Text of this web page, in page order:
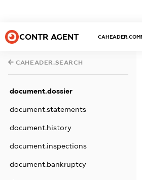
CONTR AGENT
CAHEADER.SEARCH
document.dossier
document.statements
document.history
document.inspections
document.bankruptcy